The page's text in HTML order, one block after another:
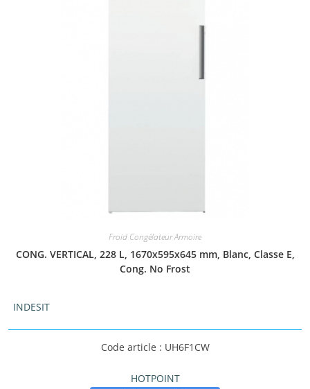
Froid Congélateur Armoire
CONG. VERTICAL, 228 L, 1670x595x645 mm, Blanc, Classe E,
Cong. No Frost
INDESIT
Code article : UH6F1CW
HOTPOINT